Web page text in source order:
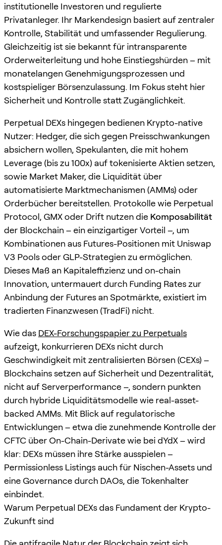
institutionelle Investoren und regulierte
Privatanleger. Ihr Markendesign basiert auf zentraler
Kontrolle, Stabilität und umfassender Regulierung.
Gleichzeitig ist sie bekannt für intransparente
Orderweiterleitung und hohe Einstiegshürden – mit
monatelangen Genehmigungsprozessen und
kostspieliger Börsenzulassung. Im Fokus steht hier
Sicherheit und Kontrolle statt Zugänglichkeit.
Perpetual DEXs hingegen bedienen Krypto-native
Nutzer: Hedger, die sich gegen Preisschwankungen
absichern wollen, Spekulanten, die mit hohem
Leverage (bis zu 100x) auf tokenisierte Aktien setzen,
sowie Market Maker, die Liquidität über
automatisierte Marktmechanismen (AMMs) oder
Orderbücher bereitstellen. Protokolle wie Perpetual
Protocol, GMX oder Drift nutzen die Komposabilität
der Blockchain – ein einzigartiger Vorteil –, um
Kombinationen aus Futures-Positionen mit Uniswap
V3 Pools oder GLP-Strategien zu ermöglichen.
Dieses Maß an Kapitaleffizienz und on-chain
Innovation, untermauert durch Funding Rates zur
Anbindung der Futures an Spotmärkte, existiert im
tradierten Finanzwesen (TradFi) nicht.
Wie das DEX-Forschungspapier zu Perpetuals
aufzeigt, konkurrieren DEXs nicht durch
Geschwindigkeit mit zentralisierten Börsen (CEXs) –
Blockchains setzen auf Sicherheit und Dezentralität,
nicht auf Serverperformance –, sondern punkten
durch hybride Liquiditätsmodelle wie real-asset-
backed AMMs. Mit Blick auf regulatorische
Entwicklungen – etwa die zunehmende Kontrolle der
CFTC über On-Chain-Derivate wie bei dYdX – wird
klar: DEXs müssen ihre Stärke ausspielen –
Permissionless Listings auch für Nischen-Assets und
eine Governance durch DAOs, die Tokenhalter
einbindet.
Warum Perpetual DEXs das Fundament der Krypto-
Zukunft sind